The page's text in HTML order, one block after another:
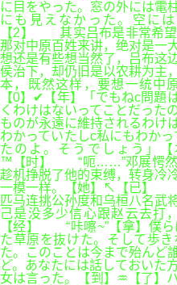
に目をやった。窓の外には電
にも見えなかった。空に
【2】 其实吕布是非常希望
那对中原百姓来讲，绝对是一
想还是有些想当然了，吕布这
侯治下，却仍旧是以农耕为主
本，既然这样，要想一统中
【0】✔【年】「でもねc問題
くわけはないってことだった
ものが永遠に維持されるわけ
わかっていたしc私にもわか
たのよ。そうでしょう」
™【时】 “呃……”邓展愕然
趁机挣脱了他的束缚，转身冷
一模一样。【她】↖【已】
匹马连挑公孙度和乌桓八名武
己是没多少信心跟赵云去打
【经】 “咔嚓~”【拿】僕ら
た草原を抜けた。そして歩
た。このことは今まで殆んど
ど。あなたには話しておいた
女は言った。【到】♒【了】